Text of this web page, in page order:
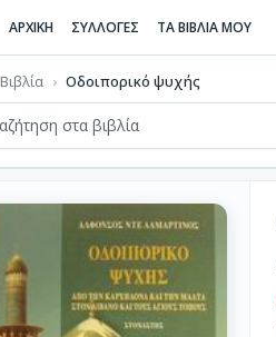
ΑΡΧΙΚΗ ΣΥΛΛΟΓΕΣ ΤΑ ΒΙΒΛΙΑ ΜΟΥ
Βιβλία Οδοιπορικό ψυχής